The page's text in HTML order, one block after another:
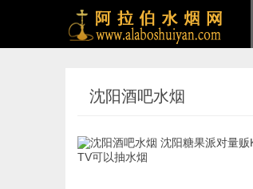
沈阳酒吧水烟